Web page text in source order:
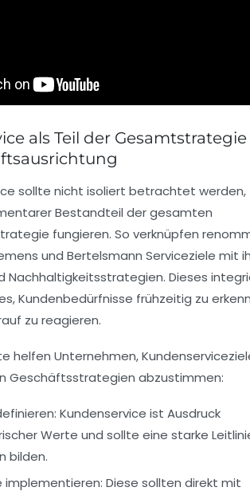
als Teil der Gesamtstrategie
sollte nicht isoliert betrachtet werden,
Bestandteil der gesamten
fungieren. So verknüpfen
und Bertelsmann Serviceziele mit
Nachhaltigkeitsstrategien. Dieses
Kundenbedürfnisse frühzeitig zu
zu reagieren.
helfen Unternehmen,
Geschäftsstrategien abzustimmen:
Kundenservice ist Ausdruck
Werte und sollte eine starke
bilden.
implementieren: Diese sollten direkt mit